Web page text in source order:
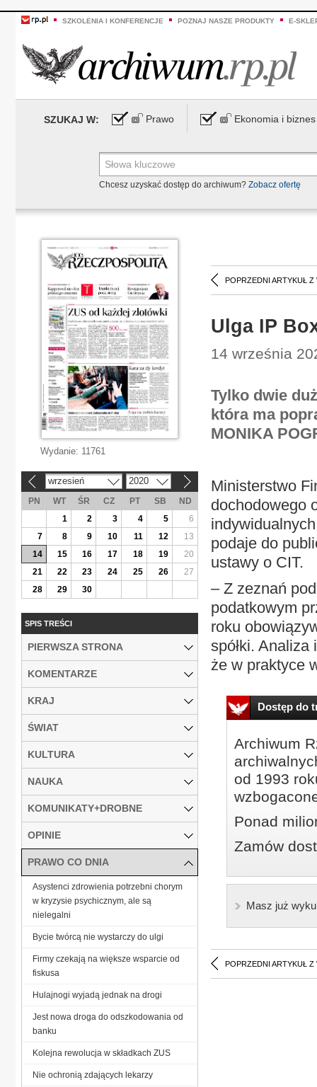
SZKOLENIA I KONFERENCJE POZNAJ NASZE PRODUKTY E-
SZUKAJ W: Prawo Ekonomia i biznes
Chcesz uzyskać dostęp do archiwum? Zobacz ofertę
POPRZEDNI ARTYKUŁ Z
Ulga IP
14 września
Tylko dwie
która ma
MONIKA
Ministerstwo
dochodowego
podaje do
ustawy o CIT.
– Z zeznań
podatkowym
roku
spółki.
że w praktyce
Dostęp do
Archiwum
od 1993
Ponad
Zamów
Masz już
POPRZEDNI ARTYKUŁ Z
Wydanie: 11761
wrzesień 2020
PN WT ŚR CZ PT SB
ND
1
2 3 4 5
6
7
8 9 10 11 12
13
14
15 16 17 18 19
20
21
22 23 24 25 26
27
28
29 30
SPIS TREŚCI
PIERWSZA STRONA
KOMENTARZE
KRAJ
ŚWIAT
KULTURA
NAUKA
KOMUNIKATY+DROBNE
OPINIE
PRAWO CO DNIA
Asystenci zdrowienia potrzebni chorym
w kryzysie psychicznym, ale są
nielegalni
Bycie twórcą nie wystarczy do ulgi
Firmy czekają na większe wsparcie od
fiskusa
Hulajnogi wyjadą jednak na drogi
Jest nowa droga do odszkodowania od
banku
Kolejna rewolucja w składkach ZUS
Nie ochronią zdających lekarzy